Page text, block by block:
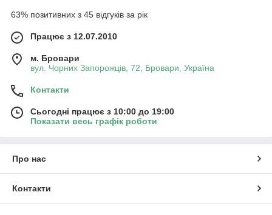
63% позитивних з 45 відгуків за рік
Працює з 12.07.2010
м. Бровари
вул. Чорних Запорожців, 72, Бровари, Україна
Контакти
Сьогодні працює з 10:00 до 19:00
Показати весь графік роботи
Про нас
Контакти